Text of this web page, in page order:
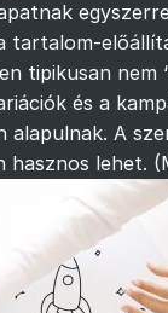
tipikusan nem
és a
A
hasznos lehet. (